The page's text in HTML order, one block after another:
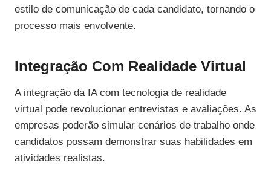
estilo de comunicação de cada candidato, tornando o
processo mais envolvente.
Integração Com Realidade Virtual
A integração da IA com tecnologia de realidade
virtual pode revolucionar entrevistas e avaliações. As
empresas poderão simular cenários de trabalho onde
candidatos possam demonstrar suas habilidades em
atividades realistas.